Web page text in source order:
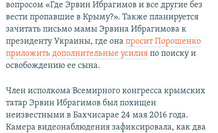
вопросом «Где Эрвин Ибрагимов и все другие без
вести пропавшие в Крыму?». Также планируется
зачитать письмо мамы Эрвина Ибрагимова к
президенту Украины, где она просит Порошенко
приложить дополнительные усилия по поиску и
освобождению ее сына.
Член исполкома Всемирного конгресса крымских
татар Эрвин Ибрагимов был похищен
неизвестными в Бахчисарае 24 мая 2016 года.
Камера видеонаблюдения зафиксировала, как два